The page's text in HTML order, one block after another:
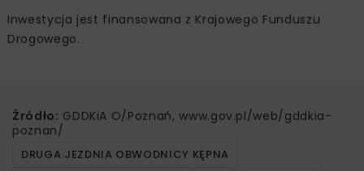
Inwestycja jest finansowana z Krajowego Funduszu
Drogowego.
Źródło: GDDKiA O/Poznań, www.gov.pl/web/gddkia-
poznan/
DRUGA JEZDNIA OBWODNICY KĘPNA